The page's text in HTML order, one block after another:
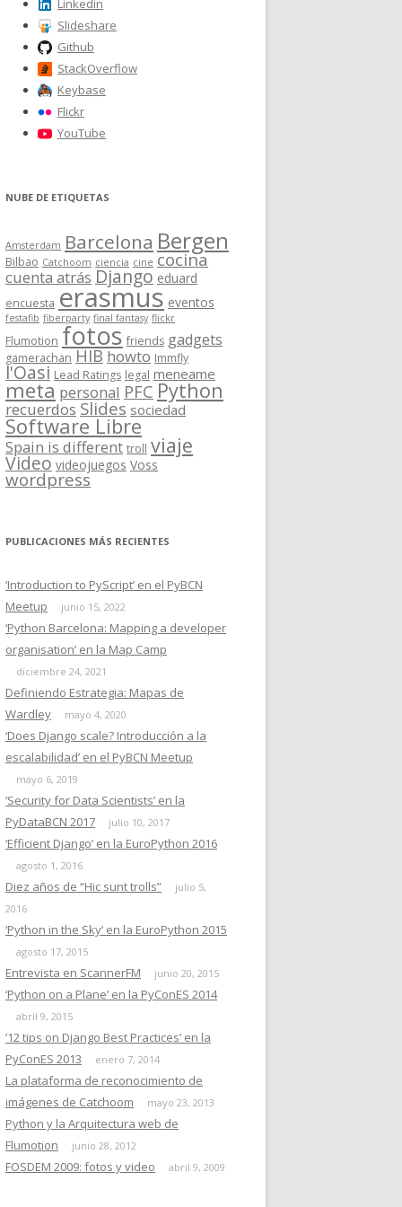
Linkedin
Slideshare
Github
StackOverflow
Keybase
Flickr
YouTube
NUBE DE ETIQUETAS
Amsterdam Barcelona Bergen
Bilbao Catchoom ciencia cine cocina
cuenta atrás Django eduard
encuesta erasmus eventos
festafib fiberparty final fantasy flickr
Flumotion fotos friends gadgets
gamerachan HIB howto Immfly
l'Oasi Lead Ratings legal meneame
meta personal PFC Python
recuerdos Slides sociedad
Software Libre
Spain is different troll viaje
Video videojuegos Voss
wordpress
PUBLICACIONES MÁS RECIENTES
‘Introduction to PyScript’ en el PyBCN
Meetup
junio 15, 2022
‘Python Barcelona: Mapping a developer
organisation’ en la Map Camp
diciembre 24, 2021
Definiendo Estrategia: Mapas de
Wardley
mayo 4, 2020
‘Does Django scale? Introducción a la
escalabilidad’ en el PyBCN Meetup
mayo 6, 2019
‘Security for Data Scientists’ en la
PyDataBCN 2017
julio 10, 2017
‘Efficient Django’ en la EuroPython 2016
agosto 1, 2016
Diez años de “Hic sunt trolls”
julio 5,
2016
‘Python in the Sky’ en la EuroPython 2015
agosto 17, 2015
Entrevista en ScannerFM junio 20, 2015
‘Python on a Plane’ en la PyConES 2014
abril 9, 2015
’12 tips on Django Best Practices’ en la
PyConES 2013
enero 7, 2014
La plataforma de reconocimiento de
imágenes de Catchoom
mayo 23, 2013
Python y la Arquitectura web de
Flumotion
junio 28, 2012
FOSDEM 2009: fotos y video abril 9, 2009